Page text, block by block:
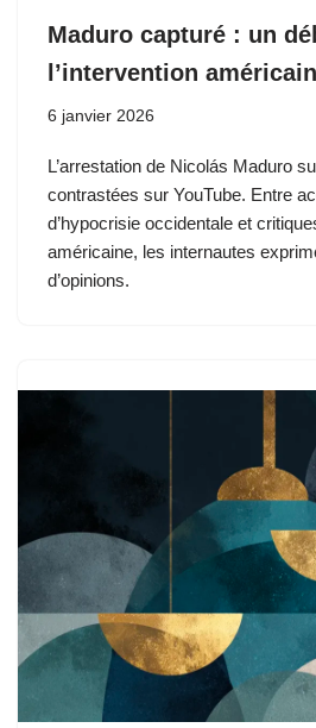
Maduro capturé : un
l’intervention
6 janvier 2026
L’arrestation de Nicolás Maduro
contrastées sur YouTube. Entre
d’hypocrisie occidentale et
américaine, les internautes
d’opinions.